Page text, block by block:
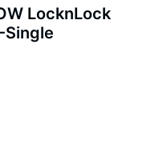
LocknLock
Single